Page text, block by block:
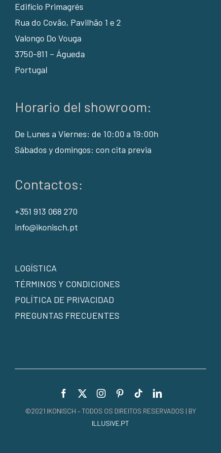
Edifício Primagrés
Rua do Covão, Pavilhão 1 e 2
Valongo Do Vouga
3750-811 – Águeda
Portugal
Horario del showroom:
De Lunes a Viernes: de 10:00 a 19:00h
Sábados y domingos: con cita previa
Contactos:
+351 913 068 270
info@ikonisch.pt
LOGÍSTICA
TÉRMINOS Y CONDICIONES
POLÍTICA DE PRIVACIDAD
PREGUNTAS FRECUENTES
©2021 IKONISCH – TODOS OS DIREITOS RESERVADOS | BY
ILLUSIVE.PT